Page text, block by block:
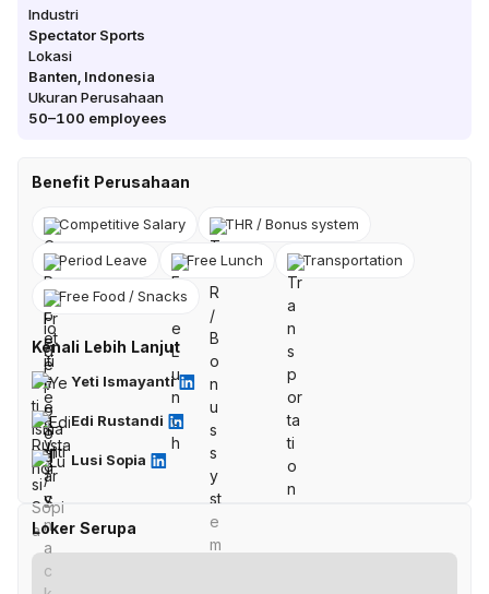
Industri
Spectator Sports
Lokasi
Banten Indonesia
Ukuran Perusahaan
50–100 employees
Benefit Perusahaan
Competitive Salary THR / Bonus system
Period Leave Free Lunch Transportation
Free Food / Snacks
Kenali Lebih Lanjut
Yeti Ismayanti
Edi Rustandi
Lusi Sopia
Loker Serupa